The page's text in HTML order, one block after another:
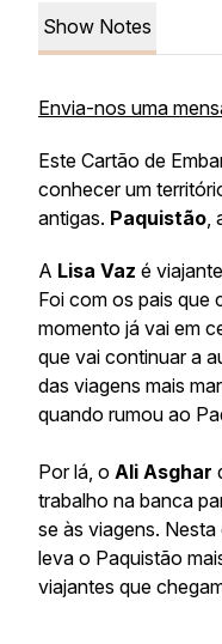
Show Notes
Envia-nos uma
Este Cartão de
conhecer um
antigas. Paquistão,
A Lisa Vaz é
Foi com os pais que
momento já vai em
que vai continuar a
das viagens mais
quando rumou ao
Por lá, o Ali Asghar
trabalho na banca
se às viagens.
leva o Paquistão
viajantes que